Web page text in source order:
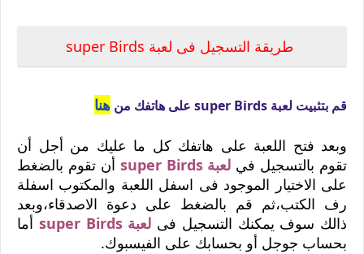
طريقة التسجيل فى لعبة super Birds
قم بتثبيت لعبة super Birds على هاتفك من هنا
وبعد فتح اللعبة على هاتفك كل ما عليك من أجل أن
تقوم بالتسجيل في لعبة super Birds
أن تقوم بالضغط
على الاختيار الموجود فى اسفل اللعبة والمكتوب اسفلة
رف الكتب،ثم قم بالضغط على دعوة الاصدقاء،وبعد
ذالك سوف يمكنك التسجيل فى لعبة super Birds
أما
بحساب جوجل أو بحسابك على الفيسبوك.